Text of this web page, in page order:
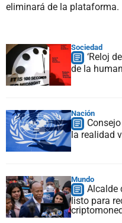
eliminará de la plataforma.
Sociedad
‘Reloj
de la
Nación
la realidad
Mundo
Alcalde
listo para